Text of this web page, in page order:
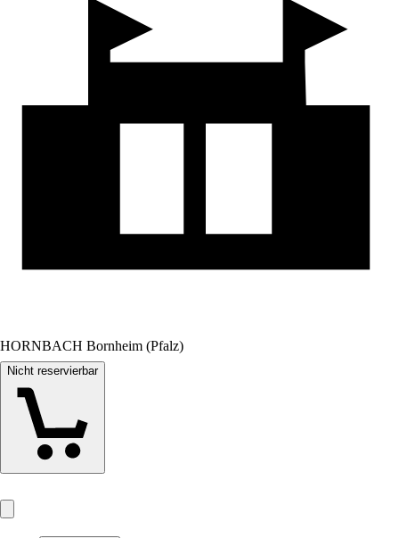
HORNBACH Bornheim (Pfalz)
Nicht reservierbar